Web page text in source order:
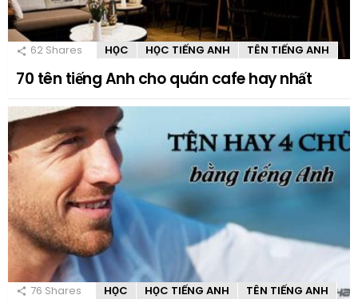
62 Shares HỌC HỌC TIẾNG ANH TÊN TIẾNG ANH
70 tên tiếng Anh cho quán cafe hay nhất
76 Shares HỌC HỌC TIẾNG ANH TÊN TIẾNG ANH